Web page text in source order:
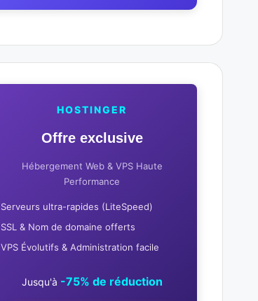
HOSTINGER
Offre exclusive
Hébergement Web & VPS Haute
Performance
Serveurs ultra-rapides (LiteSpeed)
SSL & Nom de domaine offerts
VPS Évolutifs & Administration facile
Jusqu'à -75% de réduction